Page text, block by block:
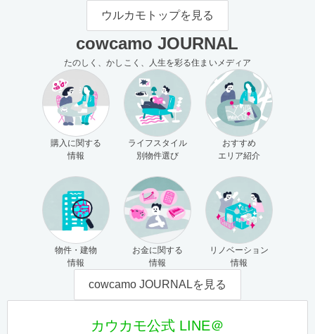
主さま向け）
ウルカモトップを見る
cowcamo JOURNAL
たのしく、かしこく、人生を彩る住まいメディア
購入に関する
情報
ライフスタイル
別物件選び
おすすめ
エリア紹介
物件・建物
情報
お金に関する
情報
リノベーション
情報
cowcamo JOURNALを見る
カウカモ公式 LINE＠